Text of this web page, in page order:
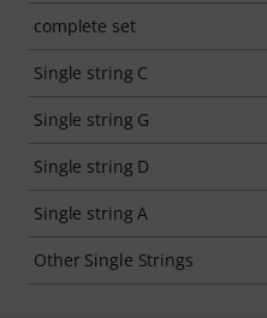
complete set
Single string C
Single string G
Single string D
Single string A
Other Single Strings